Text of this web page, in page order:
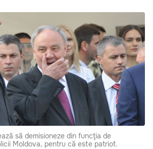
să demisioneze din funcţia de
Moldova, pentru că este patriot.